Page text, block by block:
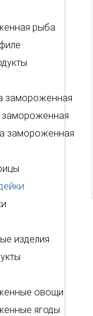
рыба
замороженная
замороженная
замороженная
изделия
овощи
ягоды